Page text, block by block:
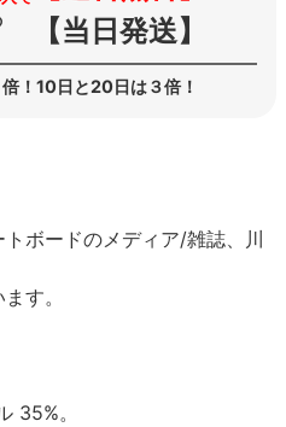
【当日発送】
！10日と20日は３倍！
ボードのメディア/雑誌、川
す。
35%。